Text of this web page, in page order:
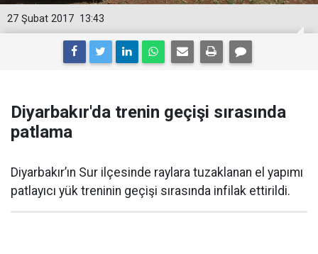
13:43
27 Şubat 2017
Diyarbakır'da trenin geçişi sırasında
patlama
Diyarbakır’ın Sur ilçesinde raylara tuzaklanan el yapımı
patlayıcı yük treninin geçişi sırasında infilak ettirildi.